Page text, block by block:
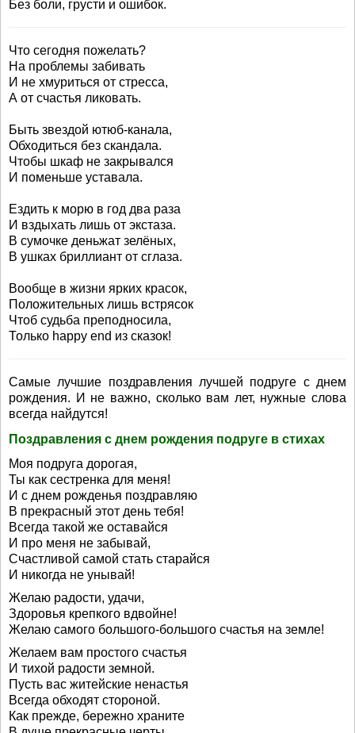
Без боли, грусти и ошибок.
Что сегодня пожелать?
На проблемы забивать
И не хмуриться от стресса,
А от счастья ликовать.
Быть звездой ютюб-канала,
Обходиться без скандала.
Чтобы шкаф не закрывался
И поменьше уставала.
Ездить к морю в год два раза
И вздыхать лишь от экстаза.
В сумочке деньжат зелёных,
В ушках бриллиант от сглаза.
Вообще в жизни ярких красок,
Положительных лишь встрясок
Чтоб судьба преподносила,
Только happy end из сказок!
Самые лучшие поздравления лучшей подруге с днем
рождения. И не важно, сколько вам лет, нужные слова
всегда найдутся!
Поздравления с днем рождения подруге в стихах
Моя подруга дорогая,
Ты как сестренка для меня!
И с днем рожденья поздравляю
В прекрасный этот день тебя!
Всегда такой же оставайся
И про меня не забывай,
Счастливой самой стать старайся
И никогда не унывай!
Желаю радости, удачи,
Здоровья крепкого вдвойне!
Желаю самого большого-большого счастья на земле!
Желаем вам простого счастья
И тихой радости земной.
Пусть вас житейские ненастья
Всегда обходят стороной.
Как прежде, бережно храните